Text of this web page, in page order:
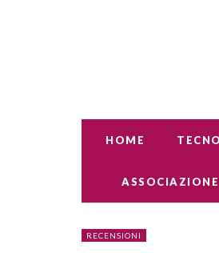
HOME
ASSOCIAZIONE
RECENSIONI